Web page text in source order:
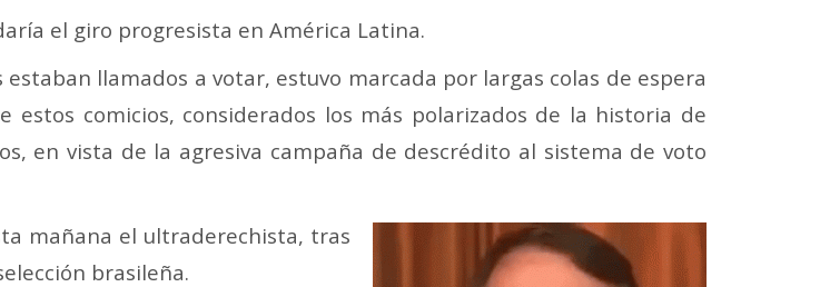
el giro progresista en América Latina.
llamados a votar, estuvo marcada por largas colas de espera
comicios, considerados los más polarizados de la historia de
en vista de la agresiva campaña de descrédito al sistema de voto
mañana el ultraderechista, tras
brasileña.